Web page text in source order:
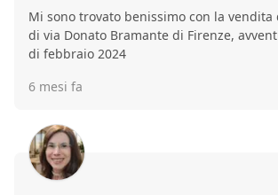
Mi sono trovato benissimo con la
di via Donato Bramante di Firenze,
di febbraio 2024
6 mesi fa